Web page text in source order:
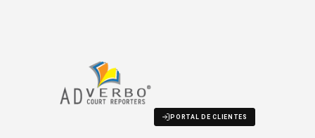
PORTAL DE CLIENTES